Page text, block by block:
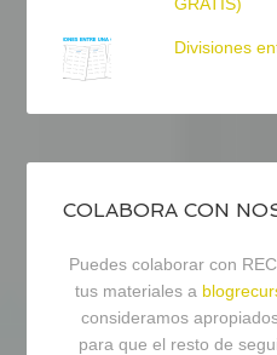
Divisiones
COLABORA CON
Puedes colaborar con
tus materiales a
consideramos
para que el resto de